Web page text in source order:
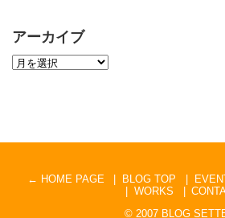
アーカイブ
← HOME PAGE BLOG TOP
WORKS
© 2007 BLOG